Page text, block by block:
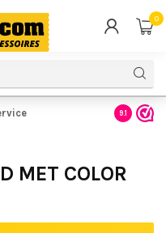
0
9.1
MET COLOR